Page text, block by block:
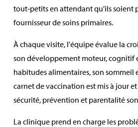
tout‑petits en attendant qu'ils soient
fournisseur de soins primaires.
À chaque visite, l'équipe évalue la
son développement moteur, cognitif
habitudes alimentaires, son sommeil
carnet de vaccination est mis à jour
sécurité, prévention et parentalité
La clinique prend en charge les